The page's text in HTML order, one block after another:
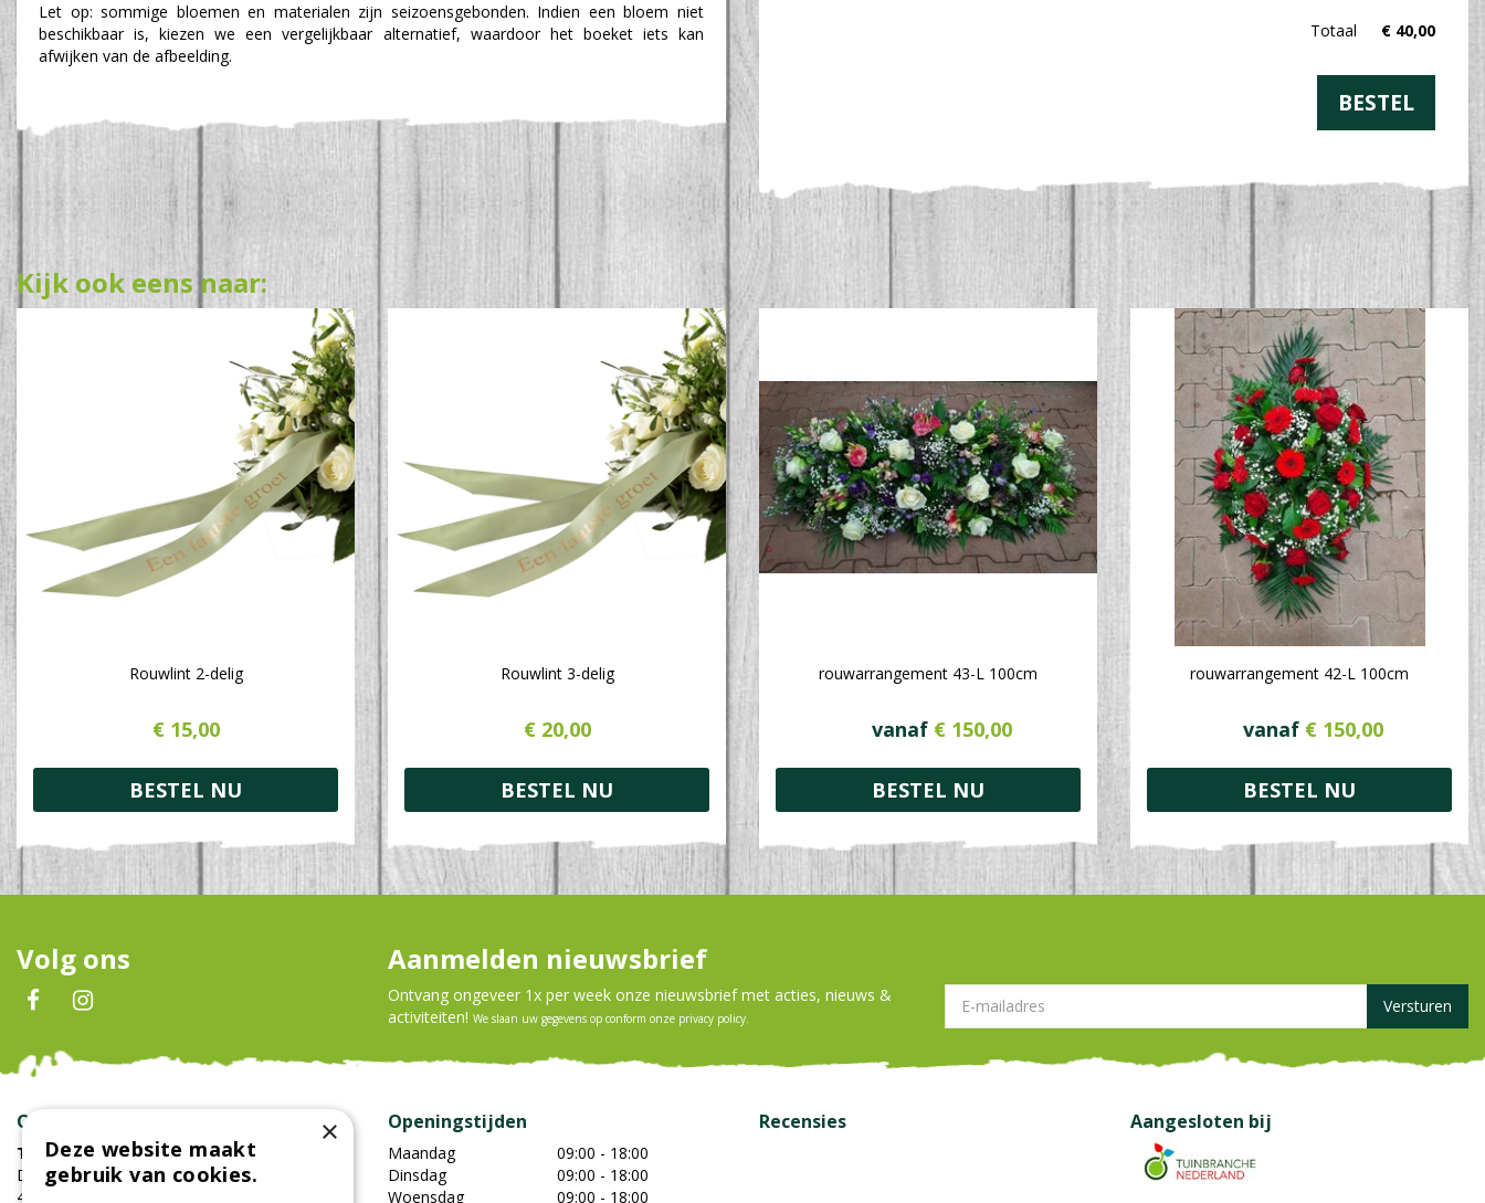
Let op: sommige bloemen en materialen zijn seizoensgebonden. Indien een bloem niet
beschikbaar is, kiezen we een vergelijkbaar alternatief, waardoor het boeket iets kan
afwijken van de afbeelding.
Totaal € 40,00
Kijk ook eens naar:
Rouwlint 2-delig
€ 15,00
BESTEL NU
Rouwlint 3-delig
€ 20,00
BESTEL NU
rouwarrangement 43-L 100cm
vanaf € 150,00
BESTEL NU
rouwarrangement 42-L 100cm
vanaf € 150,00
BESTEL NU
Aanmelden nieuwsbrief
Ontvang ongeveer 1x per week onze nieuwsbrief met acties, nieuws &
activiteiten! We slaan uw gegevens op conform onze privacy policy.
Volg ons
Contact
Tuincentrum Oosterhout
Damweg 7
4905BS Oosterhout
Openingstijden
Maandag
09:00 - 18:00
Dinsdag
09:00 - 18:00
Woensdag
09:00 - 18:00
Recensies Aangesloten bij
×
Deze website maakt
gebruik van cookies.